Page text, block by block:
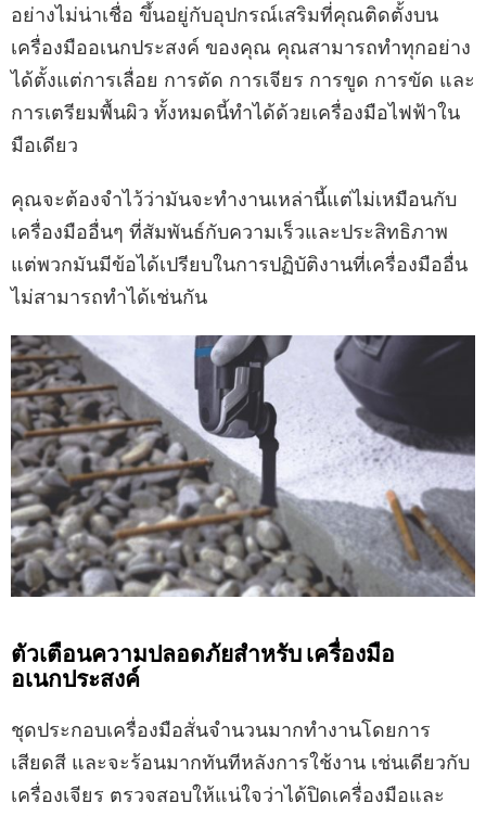
อย่างไม่น่าเชื่อ ขึ้นอยู่กับอุปกรณ์เสริมที่คุณติดตั้งบน
เครื่องมืออเนกประสงค์ ของคุณ คุณสามารถทำทุกอย่าง
ได้ตั้งแต่การเลื่อย การตัด การเจียร การขูด การขัด และ
การเตรียมพื้นผิว ทั้งหมดนี้ทำได้ด้วยเครื่องมือไฟฟ้าใน
มือเดียว
คุณจะต้องจำไว้ว่ามันจะทำงานเหล่านี้แต่ไม่เหมือนกับ
เครื่องมืออื่นๆ ที่สัมพันธ์กับความเร็วและประสิทธิภาพ
แต่พวกมันมีข้อได้เปรียบในการปฏิบัติงานที่เครื่องมืออื่น
ไม่สามารถทำได้เช่นกัน
ตัวเตือนความปลอดภัยสำหรับ เครื่องมือ
อเนกประสงค์
ชุดประกอบเครื่องมือสั่นจำนวนมากทำงานโดยการ
เสียดสี และจะร้อนมากทันทีหลังการใช้งาน เช่นเดียวกับ
เครื่องเจียร ตรวจสอบให้แน่ใจว่าได้ปิดเครื่องมือและ